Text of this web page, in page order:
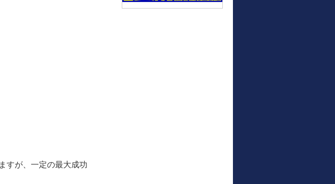
すが、一定の最大成功